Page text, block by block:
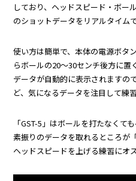
しており、ヘッドスピード・ボー
のショットデータをリアルタイム
使い方は簡単で、本体の電源ボタ
らボールの20～30センチ後方に置
データが自動的に表示されますの
ど、気になるデータを注目して練
「GST-5」はボールを打たなくて
素振りのデータを取れるところが
ヘッドスピードを上げる練習にオ